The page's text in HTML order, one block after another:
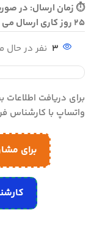
25 روز کاری ارسال می گردد
3 نفر در
برای دریافت اطلاعات
واتساپ با کارشناس
برای